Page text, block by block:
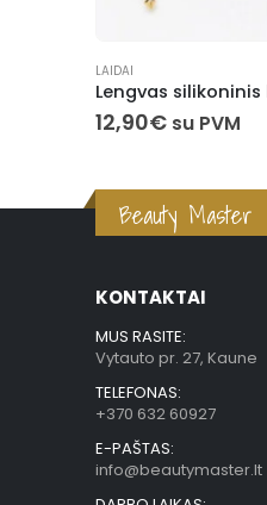
LAIDAI
12,90€ su PVM
Beauty Master
KONTAKTAI
MUS RASITE:
Vytauto pr. 27, Kaune
TELEFONAS:
+370 632 60927
E-PAŠTAS:
info@beautymaster.lt